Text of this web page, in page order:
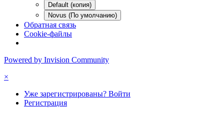
Default (копия)
Novus (По умолчанию)
Обратная связь
Cookie-файлы
Powered by Invision Community
×
Уже зарегистрированы? Войти
Регистрация